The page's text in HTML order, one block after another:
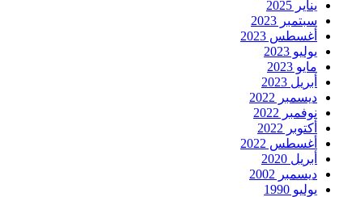
يناير 2025
سبتمبر 2023
أغسطس 2023
يوليو 2023
مايو 2023
أبريل 2023
ديسمبر 2022
نوفمبر 2022
أكتوبر 2022
أغسطس 2022
أبريل 2020
ديسمبر 2002
يوليو 1990